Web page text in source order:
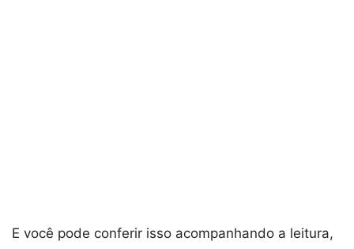
E você pode conferir isso acompanhando a leitura,